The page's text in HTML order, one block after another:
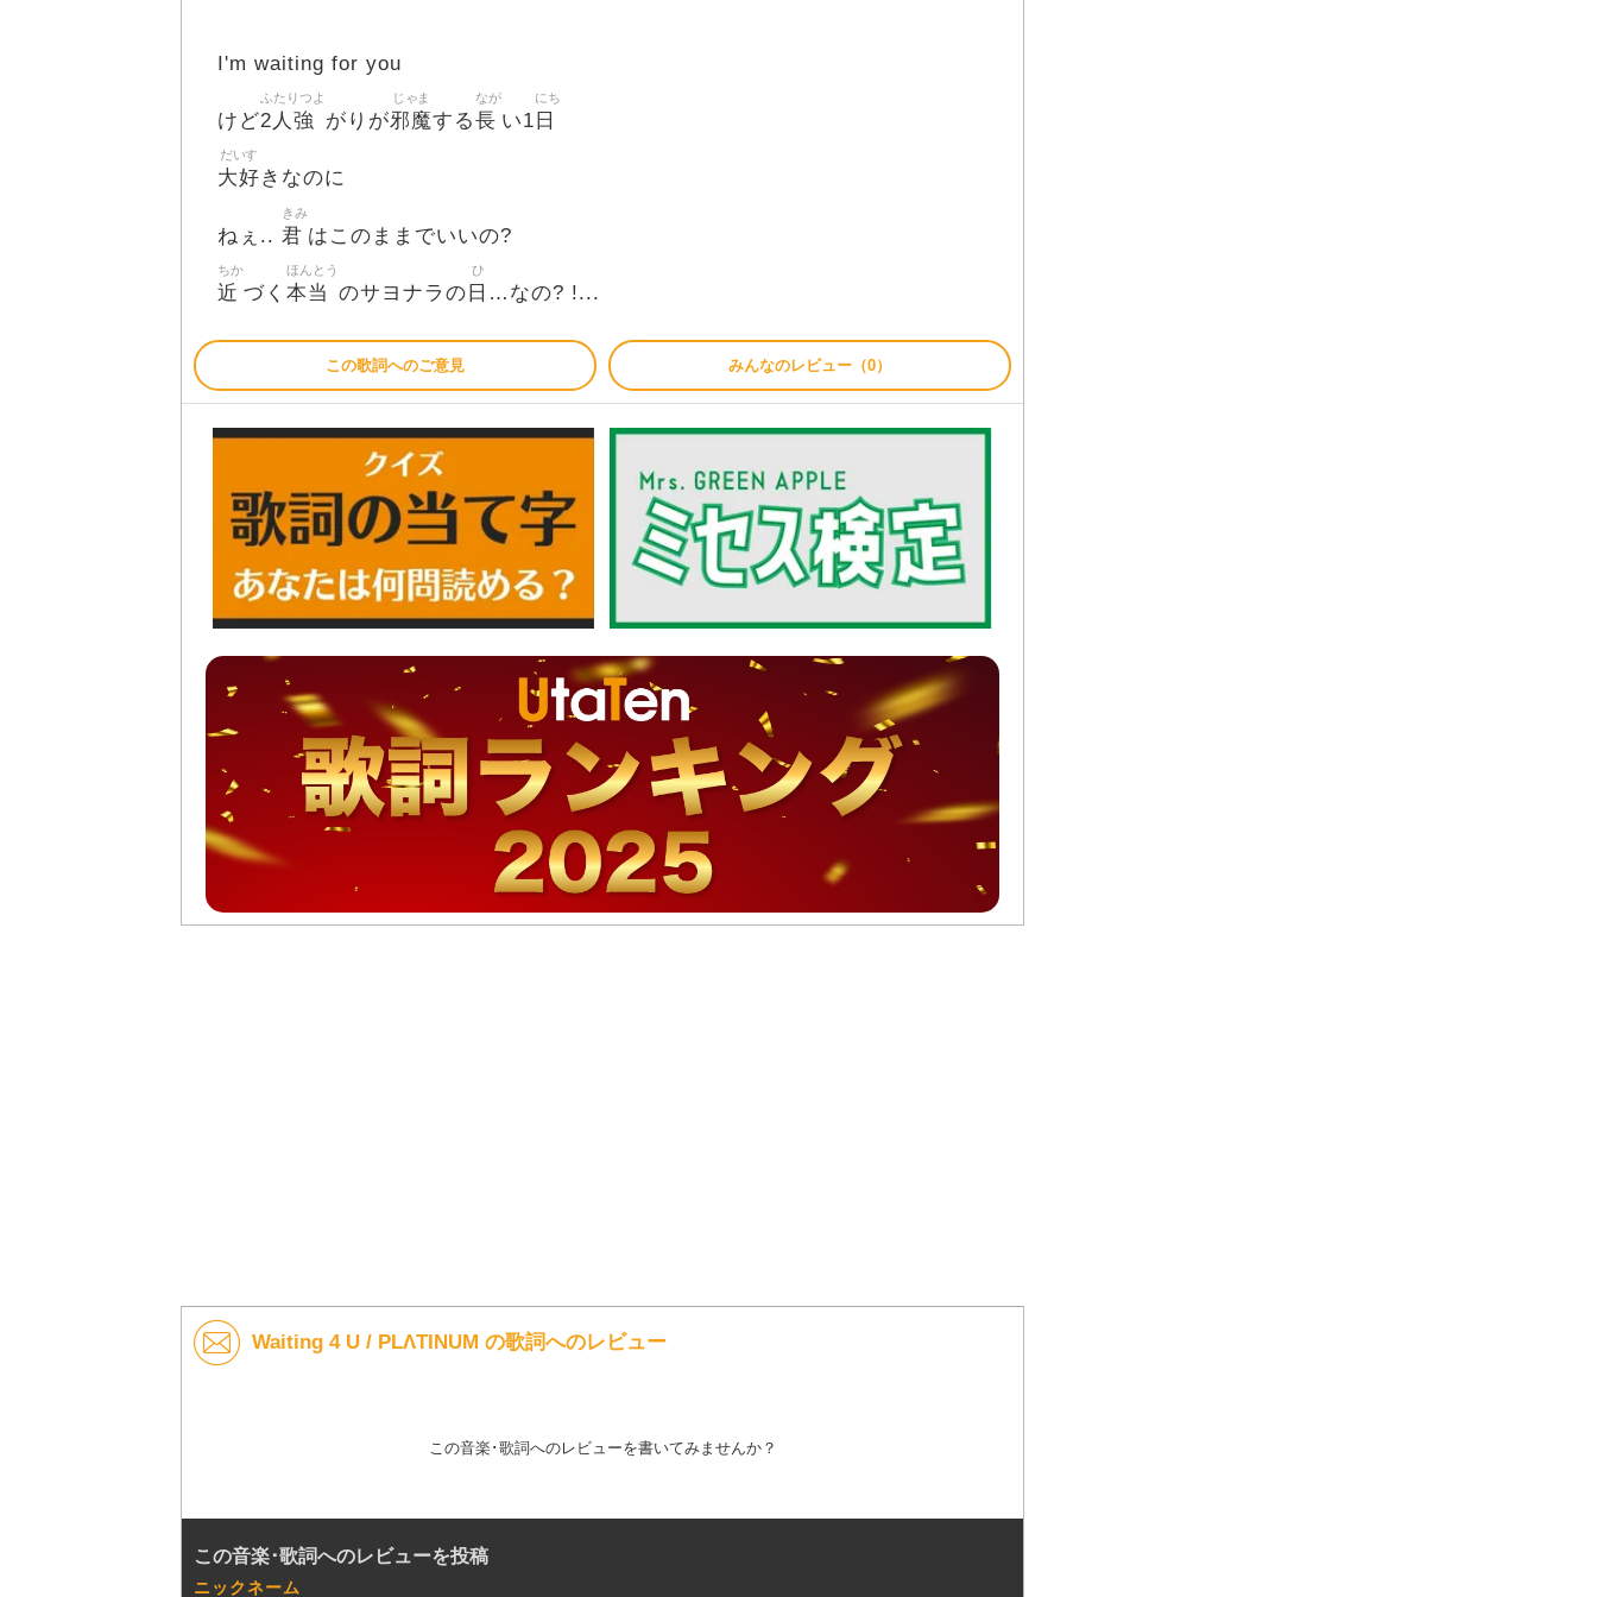
I'm waiting for you
けど2人強
ふたりつよ
がりが邪魔
じゃま
する長
なが
い1 日
にち
大好
だいす
きなのに
ねぇ.. 君
きみ
はこのままでいいの?
近
ちか
づく 本当
ほんとう
のサヨナラの 日
ひ
…なの? !...
この歌詞へのご意見 みんなのレビュー（0）
Waiting 4 U / PLΛTINUM の歌詞へのレビュー
この音楽･歌詞へのレビューを書いてみませんか？
この音楽･歌詞へのレビューを投稿
ニックネーム